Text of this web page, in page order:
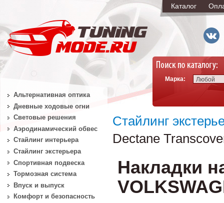
Каталог
Марка: Любой
Стайлинг
Dectane
Накладки
Альтернативная оптика
Дневные ходовые огни
Световые решения
Аэродинамический обвес
Стайлинг интерьера
Стайлинг экстерьера
Спортивная подвеска
Тормозная система
Впуск и выпуск
Комфорт и безопасность